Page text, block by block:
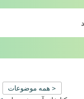
< همه موضوعات